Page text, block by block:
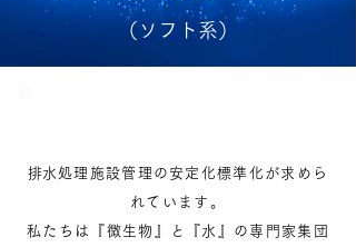
（ソフト系）
​排水処理施設管理の安定化標準化が求めら
れています。
私たちは『微生物』と『水』の専門家集団